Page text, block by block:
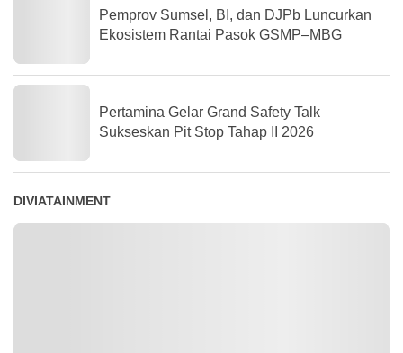
Pemprov Sumsel, BI, dan DJPb Luncurkan
Ekosistem Rantai Pasok GSMP–MBG
Pertamina Gelar Grand Safety Talk
Sukseskan Pit Stop Tahap II 2026
DIVIATAINMENT